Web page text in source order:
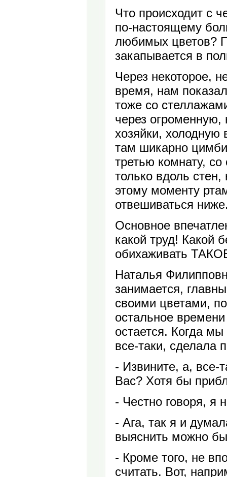
Что происходит с
по-настоящему
любимых цветов?
закапывается в
Через некоторое,
время, нам
тоже со
через
хозяйки, холодную
там шикарно
третью комнату,
только вдоль
этому моменту
отвешиваться
Основное
какой труд! Какой
обихаживать
Наталья
занимается,
своими цветами,
остальное
остается. Когда
все-таки, сделала
- Извините, а, все-
Вас? Хотя бы
- Честно говоря, я
- Ага, так я и
выяснить можно
- Кроме того, не
считать. Вот,